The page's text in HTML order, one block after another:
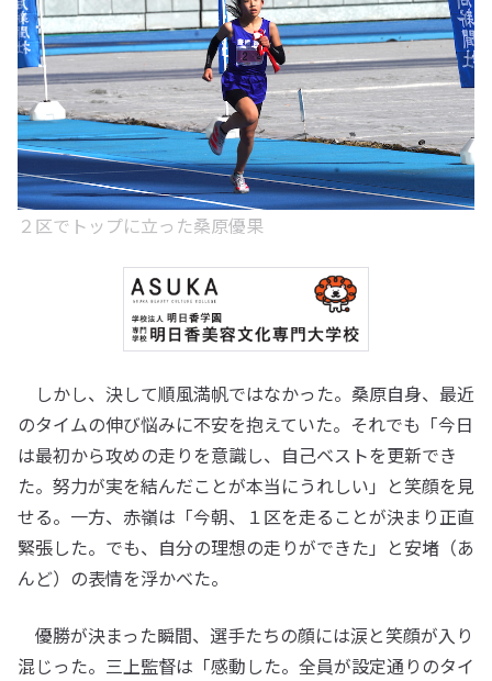
２区でトップに立った桑原優果
しかし、決して順風満帆ではなかった。桑原自身、最近
のタイムの伸び悩みに不安を抱えていた。それでも「今日
は最初から攻めの走りを意識し、自己ベストを更新でき
た。努力が実を結んだことが本当にうれしい」と笑顔を見
せる。一方、赤嶺は「今朝、１区を走ることが決まり正直
緊張した。でも、自分の理想の走りができた」と安堵（あ
んど）の表情を浮かべた。
優勝が決まった瞬間、選手たちの顔には涙と笑顔が入り
混じった。三上監督は「感動した。全員が設定通りのタイ